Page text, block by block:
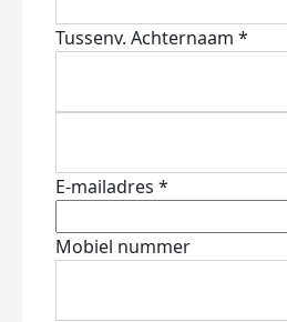
Tussenv. Achternaam *
E-mailadres *
Mobiel nummer